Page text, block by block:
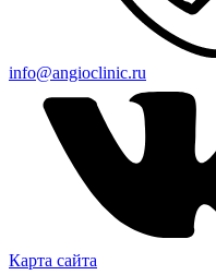
info@angioclinic.ru
Карта сайта